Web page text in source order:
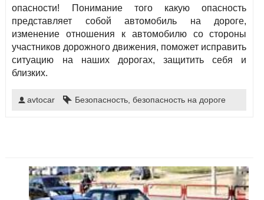
опасности! Понимание того какую опасность
представляет собой автомобиль на дороге,
изменение отношения к автомобилю со стороны
участников дорожного движения, поможет исправить
ситуацию на наших дорогах, защитить себя и
близких.
avtocar Безопасность ,безопасность на дороге